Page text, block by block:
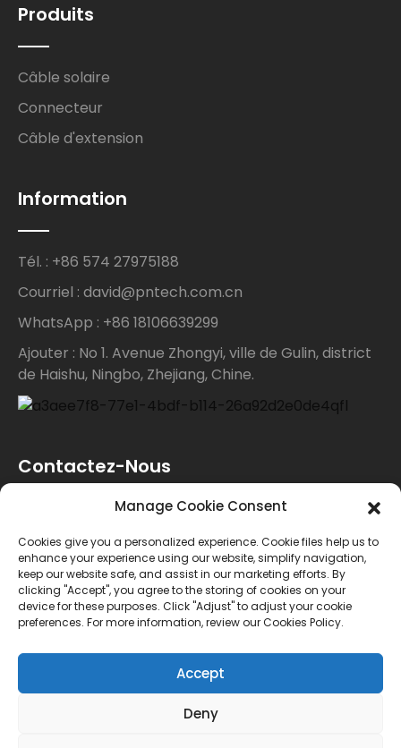
Produits
Câble solaire
Connecteur
Câble d'extension
Information
Tél. : +86 574 27975188
Courriel : david@pntech.com.cn
WhatsApp : +86 18106639299
Ajouter : No 1. Avenue Zhongyi, ville de Gulin, district
de Haishu, Ningbo, Zhejiang, Chine.
Contactez-Nous
produits ou notre liste de prix, veuillez nous laisser
votre e-mail et nous vous contacterons dans les 24
heures.
ENQUÊTE
Manage Cookie Consent
Cookies give you a personalized experience. Cookie files help us to
enhance your experience using our website, simplify navigation,
keep our website safe, and assist in our marketing efforts. By
clicking "Accept", you agree to the storing of cookies on your
device for these purposes. Click "Adjust" to adjust your cookie
preferences. For more information, review our Cookies Policy.
Accept
Deny